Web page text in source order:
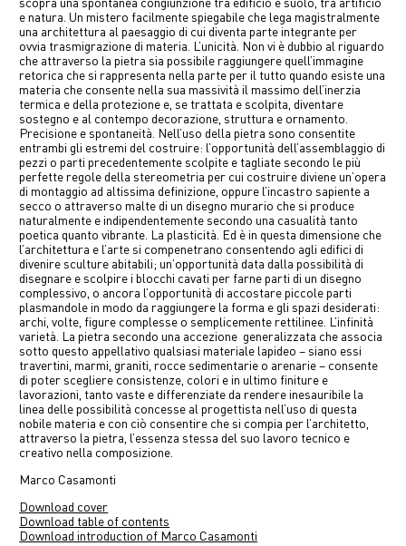
scopra una spontanea congiunzione tra edificio e suolo, tra artificio
e natura. Un mistero facilmente spiegabile che lega magistralmente
una architettura al paesaggio di cui diventa parte integrante per
ovvia trasmigrazione di materia. L’unicità. Non vi è dubbio al riguardo
che attraverso la pietra sia possibile raggiungere quell’immagine
retorica che si rappresenta nella parte per il tutto quando esiste una
materia che consente nella sua massività il massimo dell’inerzia
termica e della protezione e, se trattata e scolpita, diventare
sostegno e al contempo decorazione, struttura e ornamento.
Precisione e spontaneità. Nell’uso della pietra sono consentite
entrambi gli estremi del costruire: l’opportunità dell’assemblaggio di
pezzi o parti precedentemente scolpite e tagliate secondo le più
perfette regole della stereometria per cui costruire diviene un’opera
di montaggio ad altissima definizione, oppure l’incastro sapiente a
secco o attraverso malte di un disegno murario che si produce
naturalmente e indipendentemente secondo una casualità tanto
poetica quanto vibrante. La plasticità. Ed è in questa dimensione che
l’architettura e l’arte si compenetrano consentendo agli edifici di
divenire sculture abitabili; un’opportunità data dalla possibilità di
disegnare e scolpire i blocchi cavati per farne parti di un disegno
complessivo, o ancora l’opportunità di accostare piccole parti
plasmandole in modo da raggiungere la forma e gli spazi desiderati:
archi, volte, figure complesse o semplicemente rettilinee. L’infinità
varietà. La pietra secondo una accezione generalizzata che associa
sotto questo appellativo qualsiasi materiale lapideo – siano essi
travertini, marmi, graniti, rocce sedimentarie o arenarie – consente
di poter scegliere consistenze, colori e in ultimo finiture e
lavorazioni, tanto vaste e differenziate da rendere inesauribile la
linea delle possibilità concesse al progettista nell’uso di questa
nobile materia e con ciò consentire che si compia per l’architetto,
attraverso la pietra, l’essenza stessa del suo lavoro tecnico e
creativo nella composizione.
Marco Casamonti
Download cover
Download table of contents
Download introduction of Marco Casamonti